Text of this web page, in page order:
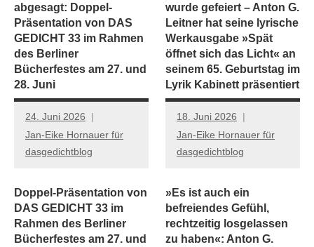
abgesagt: Doppel-
Präsentation von DAS
GEDICHT 33 im Rahmen
des Berliner
Bücherfestes am 27. und
28. Juni
24. Juni 2026
Jan-Eike Hornauer für
dasgedichtblog
wurde gefeiert – Anton G.
Leitner hat seine lyrische
Werkausgabe »Spät
öffnet sich das Licht« an
seinem 65. Geburtstag im
Lyrik Kabinett präsentiert
18. Juni 2026
Jan-Eike Hornauer für
dasgedichtblog
Doppel-Präsentation von
DAS GEDICHT 33 im
Rahmen des Berliner
Bücherfestes am 27. und
»Es ist auch ein
befreiendes Gefühl,
rechtzeitig losgelassen
zu haben«: Anton G.